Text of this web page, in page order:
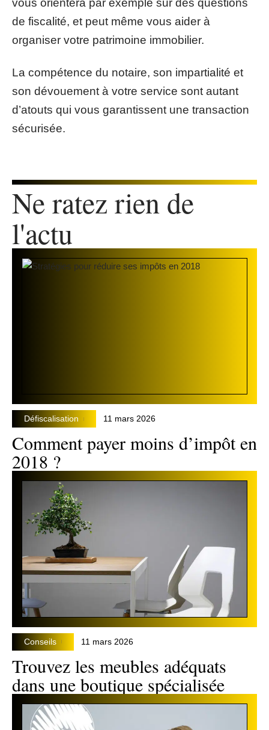
vous orientera par exemple sur des questions
de fiscalité, et peut même vous aider à
organiser votre patrimoine immobilier.
La compétence du notaire, son impartialité et
son dévouement à votre service sont autant
d’atouts qui vous garantissent une transaction
sécurisée.
Ne ratez rien de
l'actu
Défiscalisation 11 mars 2026
Comment payer moins d’impôt en
2018 ?
Conseils 11 mars 2026
Trouvez les meubles adéquats
dans une boutique spécialisée